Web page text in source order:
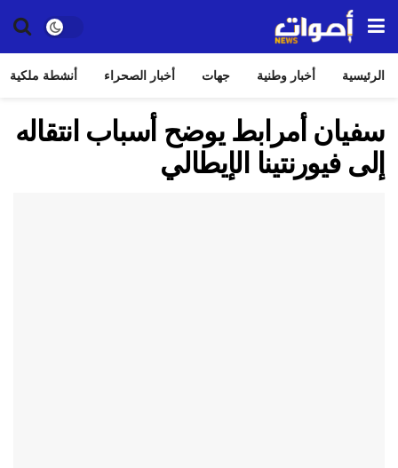
الرئيسية أخبار وطنية جهات أخبار الصحراء أنشطة ملكية
سفيان أمرابط يوضح أسباب انتقاله
إلى فيورنتينا الإيطالي